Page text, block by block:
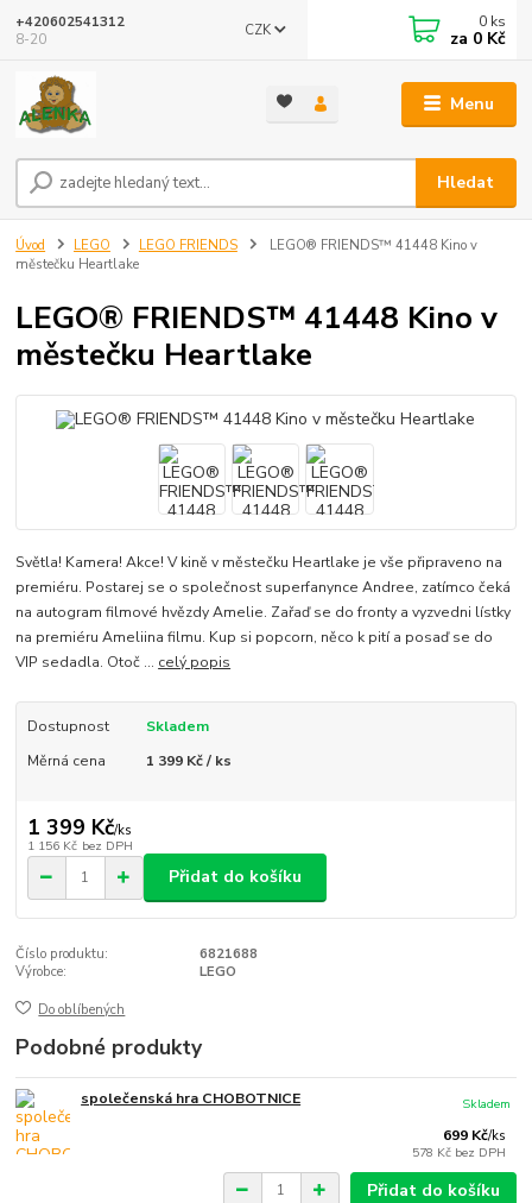
Menu
CZK
Hledat
+420602541312
8-20
0 ks
za 0 Kč
Úvod LEGO LEGO FRIENDS
LEGO® FRIENDS™ 41448 Kino v
městečku Heartlake
LEGO® FRIENDS™ 41448 Kino v
městečku Heartlake
Světla! Kamera! Akce! V kině v městečku Heartlake je vše připraveno na
premiéru. Postarej se o společnost superfanynce Andree, zatímco čeká
na autogram filmové hvězdy Amelie. Zařaď se do fronty a vyzvedni lístky
na premiéru Ameliina filmu. Kup si popcorn, něco k pití a posaď se do
VIP sedadla. Otoč ... celý popis
Dostupnost
Skladem
Měrná cena
1 399 Kč / ks
1 399 Kč/ks
1 156 Kč bez DPH
Přidat do košíku
Číslo produktu:
6821688
Výrobce:
LEGO
Do oblíbených
Podobné produkty
společenská hra CHOBOTNICE
699 Kč/ks
578 Kč bez DPH
Skladem
Přidat do košíku